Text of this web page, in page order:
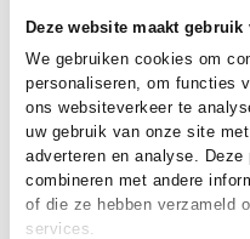
Deze website maakt gebruik
We gebruiken cookies om
personaliseren, om functies
ons websiteverkeer te
uw gebruik van onze site
adverteren en analyse.
combineren met andere
of die ze hebben verzameld
services.
Gratis bezorging vanaf
Materiaal en verzorging
Reiniging
Maat en pasvorm